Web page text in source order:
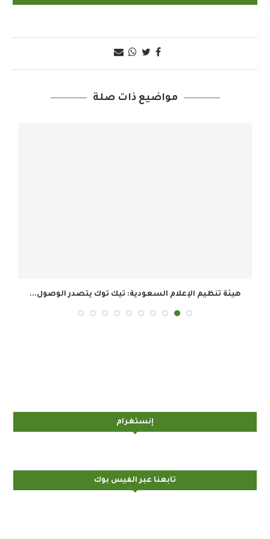
مواضيع ذات صلة
هيئة تنظيم الإعلام السعودية: تيك توك يتصدر الوصول...
إنستغرام
تابعنا عبر الفيس بوك